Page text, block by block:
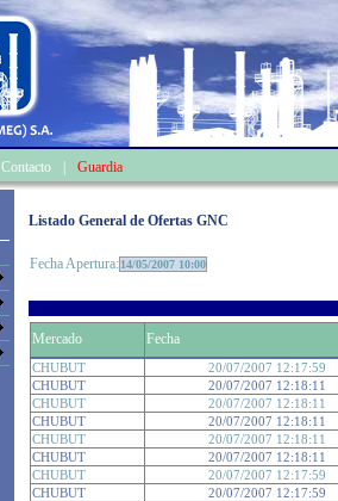
Contacto Guardia
Listado General de Ofertas GNC
Fecha Apertura:14/05/2007 10:00
Mercado Fecha
CHUBUT
20/07/2007 12:17:59
CHUBUT
20/07/2007 12:18:11
CHUBUT
20/07/2007 12:18:11
CHUBUT
20/07/2007 12:18:11
CHUBUT
20/07/2007 12:18:11
CHUBUT
20/07/2007 12:18:11
CHUBUT
20/07/2007 12:17:59
CHUBUT
20/07/2007 12:17:59